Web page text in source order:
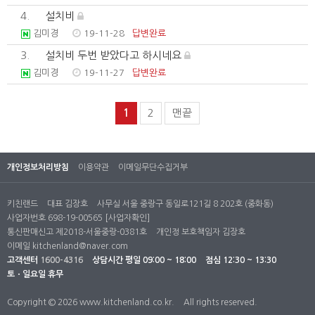
4. 설치비
김미경 19-11-28 답변완료
3. 설치비 두번 받았다고 하시네요
김미경 19-11-27 답변완료
1 2 맨끝
개인정보처리방침 이용약관 이메일무단수집거부
키친랜드 대표 김장호
사무실 서울 중랑구 동일로121길 8 202호 (중화동)
사업자번호 698-19-00565
[사업자확인]
통신판매신고 제2018-서울중랑-0381호
개인정 보호책임자 김장호
이메일 kitchenland@naver.com
고객센터 1600-4316 상담시간 평일 09:00 ~ 18:00
점심 12:30 ~ 13:30
토ㆍ일요일 휴무
Copyright © 2026 www.kitchenland.co.kr. All rights reserved.